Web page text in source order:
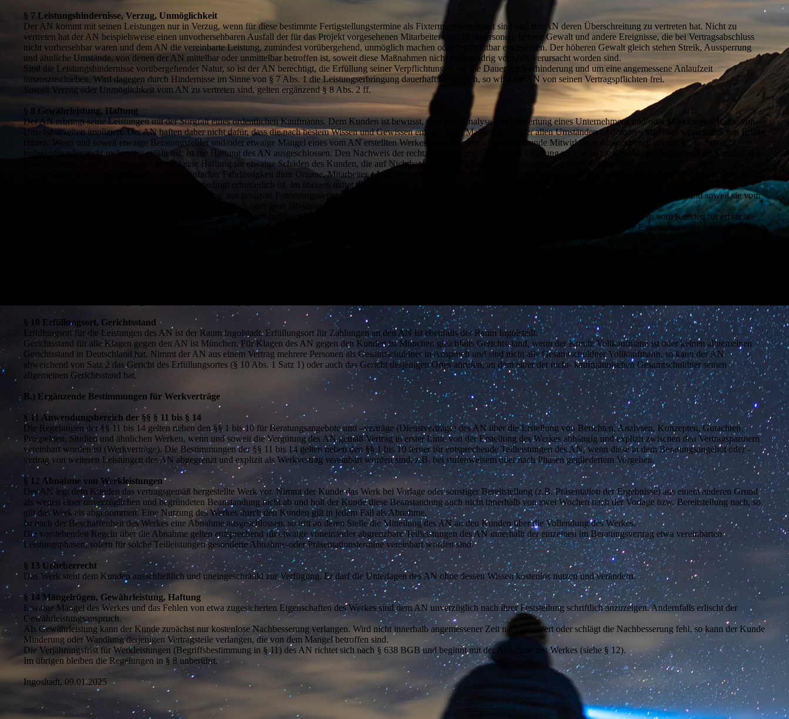
§ 7 Leistungshindernisse, Verzug, Unmöglichkeit
Der AN kommt mit seinen Leistungen nur in Verzug, wenn für diese bestimmte Fertigstellungstermine als Fixtermine vereinbart sind und der AN deren Überschreitung zu vertreten hat. Nicht zu
vertreten hat der AN beispielsweise einen unvorhersehbaren Ausfall der für das Projekt vorgesehenen Mitarbeiter oder Hilfspersonen, höhere Gewalt und andere Ereignisse, die bei Vertragsabschluss
nicht vorhersehbar waren und dem AN die vereinbarte Leistung, zumindest vorübergehend, unmöglich machen oder unzumutbar erschweren. Der höheren Gewalt gleich stehen Streik, Aussperrung
und ähnliche Umstände, von denen der AN mittelbar oder unmittelbar betroffen ist, soweit diese Maßnahmen nicht rechtswidrig vom AN verursacht worden sind.
Sind die Leistungshindernisse vorübergehender Natur, so ist der AN berechtigt, die Erfüllung seiner Verpflichtungen um die Dauer der Verhinderung und um eine angemessene Anlaufzeit
hinauszuschieben. Wird dagegen durch Hindernisse im Sinne von § 7 Abs. 1 die Leistungserbringung dauerhaft unmöglich, so wird der AN von seinen Vertragspflichten frei.
Soweit Verzug oder Unmöglichkeit vom AN zu vertreten sind, gelten ergänzend § 8 Abs. 2 ff.
§ 8 Gewährleistung, Haftung
Der AN erbringt seine Leistungen mit der Sorgfalt eines ordentlichen Kaufmanns. Dem Kunden ist bewusst, dass jede Analyse und Bewertung eines Unternehmens und/oder Marktes eine Reihe von
Unwägbarkeiten impliziert. Der AN haften daher nicht dafür, dass die nach bestem Wissen und Gewissen empfohlenen Maßnahmen unter allen Umständen zu dem gewünschten wirtschaftlichen Erfolg
führen. Wenn und soweit etwaige Beratungsfehler und/oder etwaige Mängel eines vom AN erstellten Werkes darauf beruhen, dass der Kunde Mitwirkungsobliegenheiten gemäß § 2 nicht, nicht
vollständig oder nicht rechtzeitig erfüllt hat, ist die Haftung des AN ausgeschlossen. Den Nachweis der rechtzeitigen und vollständigen Erfüllung aller Mitwirkungsobliegenheiten wird im Streitfall der
Kunde führen. Der AN übernimmt ferner keine Haftung für etwaige Schäden des Kunden, die auf Nichtbeachtung der Sicherungsobliegenheiten gemäß § 4 beruhen.
Für Schäden des Kunden haftet der AN bei einfacher Fahrlässigkeit ihrer Organe, Mitarbeiter oder Hilfspersonen nur, wenn und soweit die Schäden auf der Verletzung solcher Pflichten beruhen, deren
Erfüllung zum Erreichen des Vertragszwecks unbedingt erforderlich ist. Im übrigen haftet der AN für
Schäden aus Verzug, aus Unmöglichkeit der Leistung, aus positiver Forderungsverletzung, aus Verschulden bei Vertragsabschluss und/oder aus unerlaubten Handlungen nur, wenn und soweit sie vom
Die Haftung des AN beschränkt sich nur auf solche Schäden, mit denen er vernünftigerweise rechnen muss. Die Haftung ist der Höhe nach auf das vereinbarte und bereits vom Kunden für erbrachte
Leistungen gezahlte Honorar, maximal jedoch für 10 Leistungstage, beschränkt, soweit der AN nicht auf ausdrücklichen Wunsch und auf Rechnung des Kunden eine Exzedentenversicherung
§ 10 Erfüllungsort, Gerichtsstand
Erfüllungsort für die Leistungen des AN ist der Raum Ingolstadt. Erfüllungsort für Zahlungen an den AN ist ebenfalls der Raum Ingolstadt.
Gerichtsstand für alle Klagen gegen den AN ist München. Für Klagen des AN gegen den Kunden ist München gleichfalls Gerichtsstand, wenn der Kunde Vollkaufmann ist oder keinen allgemeinen
Gerichtsstand in Deutschland hat. Nimmt der AN aus einem Vertrag mehrere Personen als Gesamtschuldner in Anspruch und sind nicht alle Gesamtschuldner Vollkaufmann, so kann der AN
abweichend von Satz 2 das Gericht des Erfüllungsortes (§ 10 Abs. 1 Satz 1) oder auch das Gericht desjenigen Ortes anrufen, an dem einer der nicht- kaufmännischen Gesamtschuldner seinen
allgemeinen Gerichtsstand hat.
B.) Ergänzende Bestimmungen für Werkverträge
§ 11 Anwendungsbereich der §§ § 11 bis § 14
Die Regelungen der §§ 11 bis 14 gelten neben den §§ 1 bis 10 für Beratungsangebote und –verträge (Dienstverträge) des AN über die Erstellung von Berichten, Analysen, Konzepten, Gutachten,
Prospekten, Studien und ähnlichen Werken, wenn und soweit die Vergütung des AN gemäß Vertrag in erster Linie von der Erstellung des Werkes abhängig und explizit zwischen den Vertragspartnern
vereinbart worden ist (Werkverträge). Die Bestimmungen der §§ 11 bis 14 gelten neben den §§ 1 bis 10 ferner für entsprechende Teilleistungen des AN, wenn diese in dem Beratungsangebot oder -
vertrag von weiteren Leistungen des AN abgegrenzt und explizit als Werkvertrag vereinbart worden sind, z.B. bei stufenweisem oder nach Phasen gegliedertem Vorgehen.
§ 12 Abnahme von Werkleistungen
Der AN legt dem Kunden das vertragsgemäß hergestellte Werk vor. Nimmt der Kunde das Werk bei Vorlage oder sonstiger Bereitstellung (z.B. Präsentation der Ergebnisse) aus einem anderen Grund
als wegen einer unverzüglichen und begründeten Beanstandung nicht ab und holt der Kunde diese Beanstandung auch nicht innerhalb von zwei Wochen nach der Vorlage bzw. Bereitstellung nach, so
gilt das Werk als abgenommen. Eine Nutzung des Werkes durch den Kunden gilt in jedem Fall als Abnahme.
Ist nach der Beschaffenheit des Werkes eine Abnahme ausgeschlossen, so tritt an deren Stelle die Mitteilung des AN an den Kunden über die Vollendung des Werkes.
Die vorstehenden Regeln über die Abnahme gelten entsprechend für etwaige voneinander abgrenzbare Teilleistungen des AN innerhalb der einzelnen im Beratungsvertrag etwa vereinbarten
Leistungsphasen, sofern für solche Teilleistungen gesonderte Abnahme-oder Präsentationstermine vereinbart worden sind.
§ 13 Urheberrecht
Das Werk steht dem Kunden ausschließlich und uneingeschränkt zur Verfügung. Er darf die Unterlagen des AN ohne dessen Wissen kostenlos nutzen und verändern.
§ 14 Mängelrügen, Gewährleistung, Haftung
Etwaige Mängel des Werkes und das Fehlen von etwa zugesicherten Eigenschaften des Werkes sind dem AN unverzüglich nach ihrer Feststellung schriftlich anzuzeigen. Andernfalls erlischt der
Gewährleistungsanspruch.
Als Gewährleistung kann der Kunde zunächst nur kostenlose Nachbesserung verlangen. Wird nicht innerhalb angemessener Zeit nachgebessert oder schlägt die Nachbesserung fehl, so kann der Kunde
Minderung oder Wandlung derjenigen Vertragsteile verlangen, die von dem Mangel betroffen sind.
Die Verjährungsfrist für Werkleistungen (Begriffsbestimmung in § 11) des AN richtet sich nach § 638 BGB und beginnt mit der Abnahme des Werkes (siehe § 12).
Im übrigen bleiben die Regelungen in § 8 unberührt.
Ingosltadt, 09.01.2025